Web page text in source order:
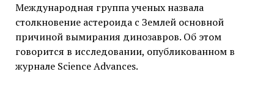
Международная группа ученых назвала
столкновение астероида с Землей основной
причиной вымирания динозавров. Об этом
говорится в исследовании, опубликованном в
журнале Science Advances.